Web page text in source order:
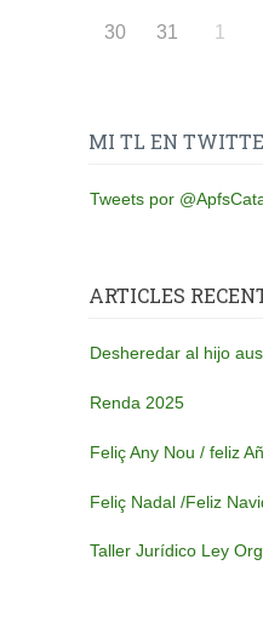
30 31 1
MI TL EN
Tweets por
ARTICLES
Desheredar al hijo
Renda 2025
Feliç Any Nou / feliz
Feliç Nadal /Feliz
Taller Jurídico Ley